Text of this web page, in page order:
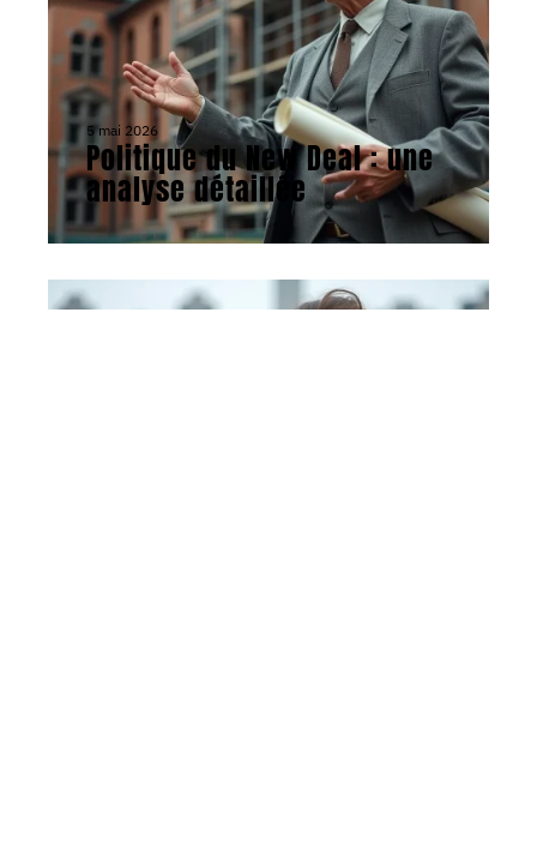
5 mai 2026
Politique du New Deal : une
analyse détaillée